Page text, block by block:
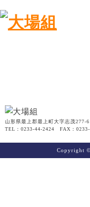
山形県最上郡最上町大字志茂277-6
TEL：0233-44-2424 FAX：0233-
Copyright